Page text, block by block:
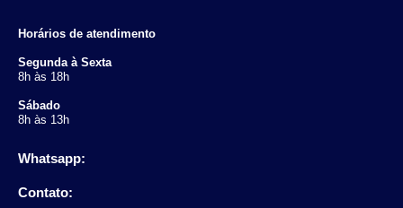
Horários de atendimento
Segunda à Sexta
8h às 18h
Sábado
8h às 13h
Whatsapp:
Contato: